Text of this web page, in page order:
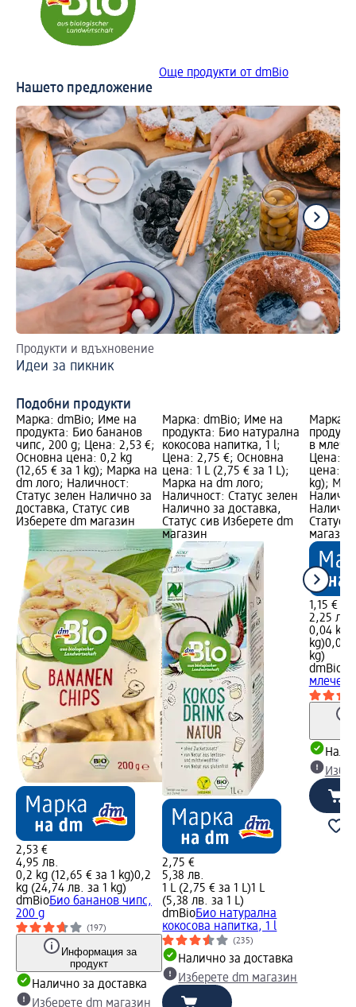
Още продукти от dmBio
Нашето предложение
Продукти и вдъхновение
Идеи за пикник
Подобни продукти
Марка: dmBio; Име на
продукта: Био бананов
чипс, 200 g; Цена: 2,53 €;
Основна цена: 0,2 kg
(12,65 € за 1 kg); Марка на
dm лого; Наличност:
Статус зелен Налично за
доставка, Статус сив
Изберете dm магазин
2,53 €
4,95 лв.
0,2 kg (12,65 € за 1 kg)0,2
kg (24,74 лв. за 1 kg)
dmBioБио бананов чипс,
200 g
(197)
Информация за
продукт
Налично за доставка
Изберете dm магазин
Марка: dmBio; Име на
продукта: Био натурална
кокосова напитка, 1 l;
Цена: 2,75 €; Основна
цена: 1 L (2,75 € за 1 L);
Марка на dm лого;
Наличност: Статус зелен
Налично за доставка,
Статус сив Изберете dm
магазин
2,75 €
5,38 лв.
1 L (2,75 € за 1 L)1 L
(5,38 лв. за 1 L)
dmBioБио натурална
кокосова напитка, 1 l
(235)
Налично за доставка
Изберете dm магазин
Марка:
в
Цена:
цена:
kg);
Статус
магазин
1,15 €
2,25 лв.
0,04 kg
kg)0,04
kg)
dmBio
млечен